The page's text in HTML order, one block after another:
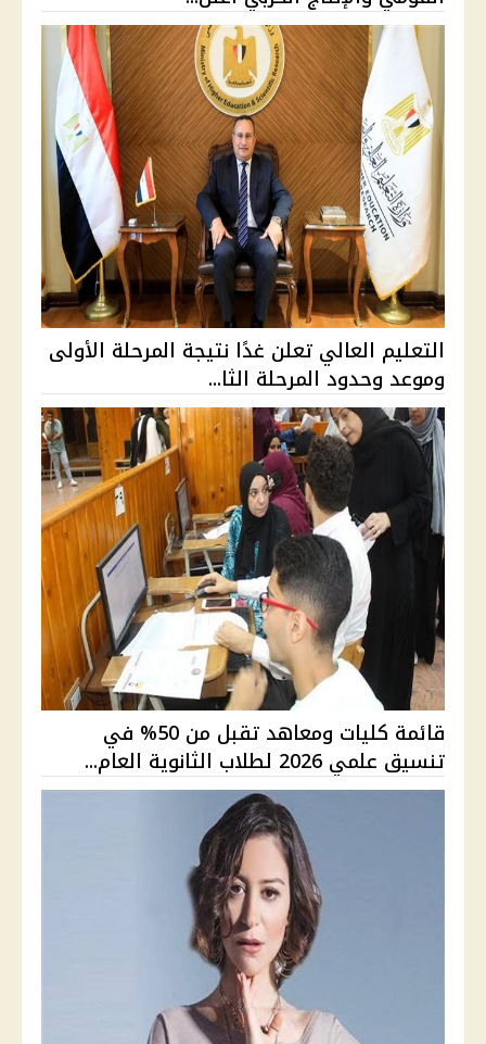
التعليم العالي تعلن غدًا نتيجة المرحلة الأولى
وموعد وحدود المرحلة الثا...
قائمة كليات ومعاهد تقبل من 50% في
تنسيق علمي 2026 لطلاب الثانوية العام...